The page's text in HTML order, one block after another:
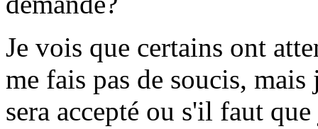
Je vois que certains ont
me fais pas de soucis,
sera accepté ou s'il faut